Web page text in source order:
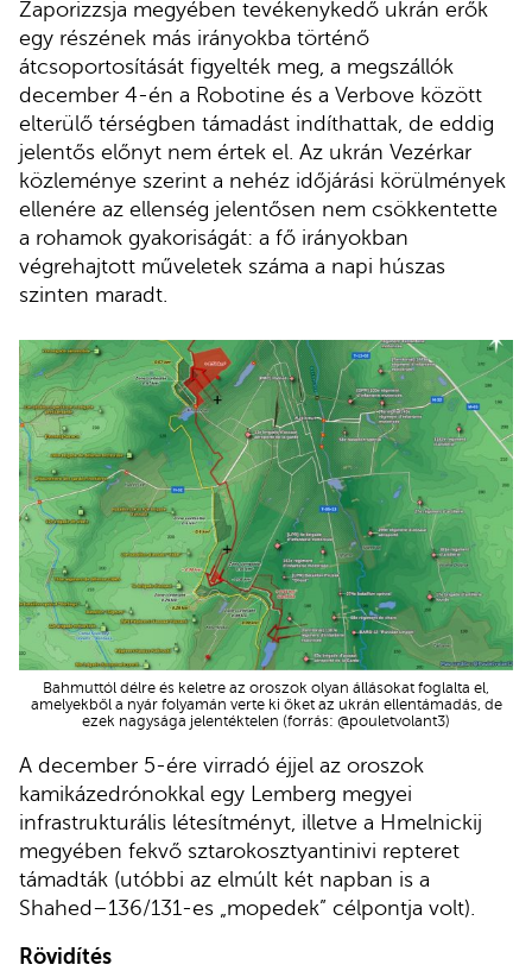
Zaporizzsja megyében tevékenykedő ukrán erők
egy részének más irányokba történő
átcsoportosítását figyelték meg, a megszállók
december 4-én a Robotine és a Verbove között
elterülő térségben támadást indíthattak, de eddig
jelentős előnyt nem értek el. Az ukrán Vezérkar
közleménye szerint a nehéz időjárási körülmények
ellenére az ellenség jelentősen nem csökkentette
a rohamok gyakoriságát: a fő irányokban
végrehajtott műveletek száma a napi húszas
szinten maradt.
Bahmuttól délre és keletre az oroszok olyan állásokat foglalta el,
amelyekből a nyár folyamán verte ki őket az ukrán ellentámadás, de
ezek nagysága jelentéktelen (forrás: @pouletvolant3)
A december 5-ére virradó éjjel az oroszok
kamikázedrónokkal egy Lemberg megyei
infrastrukturális létesítményt, illetve a Hmelnickij
megyében fekvő sztarokosztyantinivi repteret
támadták (utóbbi az elmúlt két napban is a
Shahed–136/131-es „mopedek” célpontja volt).
Rövidítés